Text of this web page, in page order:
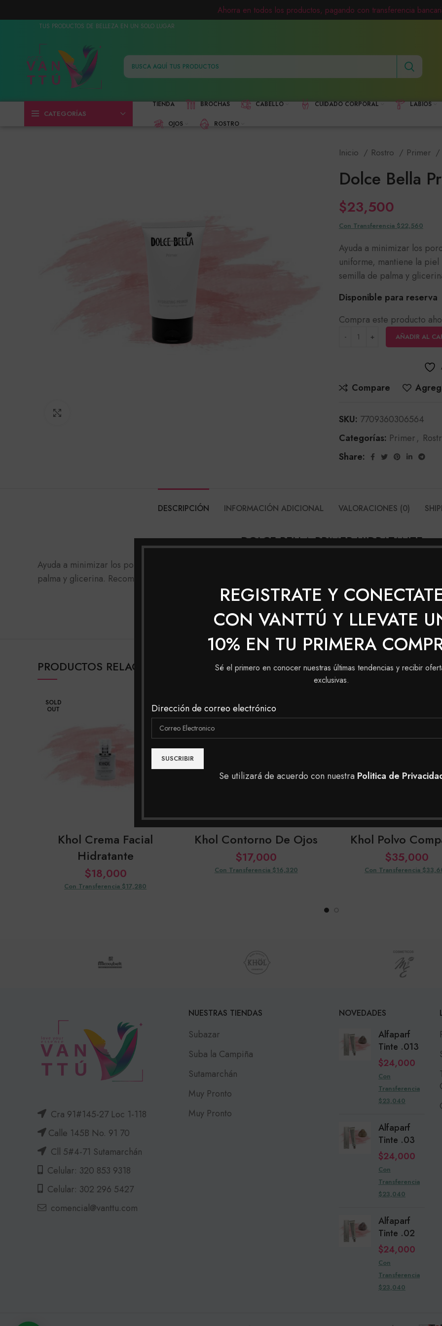
REGISTRATE Y
CON VANTTÚ Y LLEVATE
10% EN TU PRIMERA
Sé el primero en conocer nuestras últimas tendencias y recibir
exclusivas.
Dirección de correo electrónico
Se utilizará de acuerdo con nuestra Politica de
TUS PRODUCTOS DE BELLEZA EN UN SOLO LUGAR
CATEGORÍAS
TIENDA BROCHAS CABELLO CUIDADO CORPORAL LABIOS
OJOS ROSTRO
Inicio Rostro Primer
Dolce Bella
$23,500
Con Transferencia $22,560
Ayuda a minimizar los
uniforme, mantiene la
semilla de palma y
Disponible para reserva
Compra este producto
AÑADIR AL
Compare
SKU: 7709360306564
Categorías: Primer,
Share:
DESCRIPCIÓN INFORMACIÓN ADICIONAL VALORACIONES (0)
DOLCE BELLA PRIMER HIDRATANTE
Ayuda a minimizar los poros, arrugas, dejando una piel mucho más uniforme, mantiene la piel
palma y glicerina. Recomendado para pieles secas
PRODUCTOS RELACIONADOS
SOLD
OUT
Khol Crema Facial
Hidratante
$18,000
Con Transferencia $17,280
SOLD
OUT
Khol Contorno De Ojos
$17,000
Con Transferencia $16,320
Khol Polvo
$35,000
Con Transferencia
Cra 91#145-27 Loc 1-118
Calle 145B No. 91 70
Cll 5#4-71 Sutamarchán
Celular: 320 853 9318
Celular: 302 296 5427
comencial@vanttu.com
NUESTRAS TIENDAS
Subazar
Suba la Campiña
Sutamarchán
Muy Pronto
Muy Pronto
NOVEDADES
Alfaparf
Tinte .013
$24,000
Con
Transferencia
$23,040
Alfaparf
Tinte .03
$24,000
Con
Transferencia
$23,040
Alfaparf
Tinte .02
$24,000
Con
Transferencia
$23,040
Ahorra en todos los productos, pagando con transferencia